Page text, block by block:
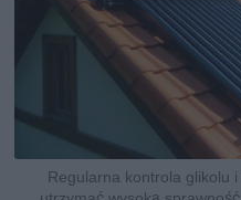
Regularna kontrola glikolu